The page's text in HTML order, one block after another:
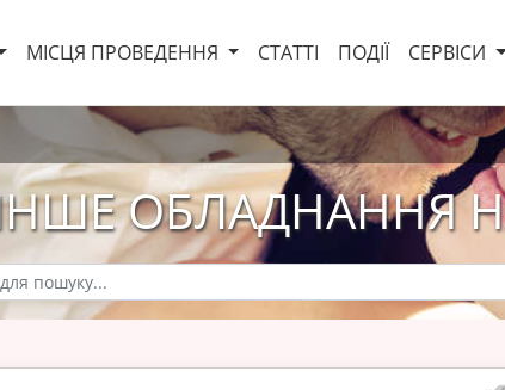
МІСЦЯ ПРОВЕДЕННЯ СТАТТІ ПОДІЇ СЕРВІСИ
ОБЛАДНАННЯ